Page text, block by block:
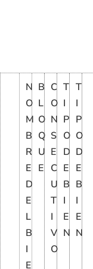
N
O
M
B
R
E
D
E
L
B
I
E
B
L
O
Q
U
E
C
O
N
S
E
C
U
T
I
V
O
T
I
P
O
D
E
B
I
E
N
T
I
P
O
D
E
B
I
E
N